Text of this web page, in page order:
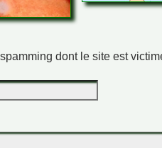
dont le site est